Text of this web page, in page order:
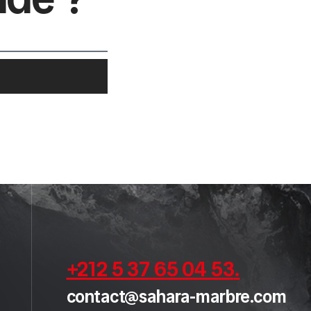
+212 5 37 65 04 53.
contact@sahara-marbre.com